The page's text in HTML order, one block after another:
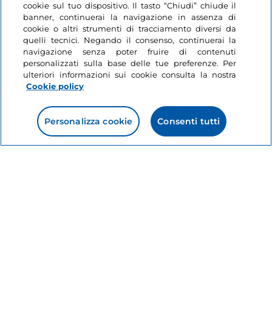
Toscana, Forte dei Marmi Toscana, Firenze
Informazioni sul sito
cookie sul tuo dispositivo. Il tasto “Chiudi” chiude il
banner, continuerai la navigazione in assenza di
cookie o altri strumenti di tracciamento diversi da
quelli tecnici. Negando il consenso, continuerai la
navigazione senza poter fruire di contenuti
personalizzati sulla base delle tue preferenze. Per
ulteriori informazioni sui cookie consulta la nostra
Cookie policy
Personalizza cookie Consenti tutti